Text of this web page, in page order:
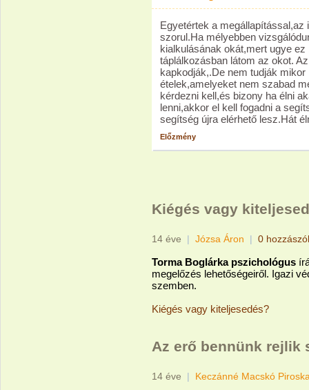
Egyetértek a
szorul.Ha mélyebben
kialkulásának okát,mert ugye
táplálkozásban látom az okot.
kapkodják,.De nem tudják
ételek,amelyeket nem szabad
kérdezni kell,és bizony ha élni
lenni,akkor el kell fogadni a
segítség újra elérhető lesz.Hát
Előzmény
Kiégés vagy
14 éve | Józsa Áron | 0
Torma Boglárka pszichológus
megelőzés lehetőségeiről. Igazi
szemben.
Kiégés vagy kiteljesedés?
Az erő bennünk rejlik
14 éve | Keczánné Macskó